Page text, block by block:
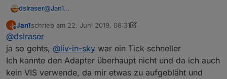
dslraser@Jan1
J
Offline
Jan1schrieb am 22. Juni 2019, 08:31
zuletzt editiert von Jan1
@dslraser
ja so gehts, @liv-in-sky war ein Tick schneller
Ich kannte den Adapter überhaupt nicht und da ich auch
kein VIS verwende, da mir etwas zu aufgebläht und